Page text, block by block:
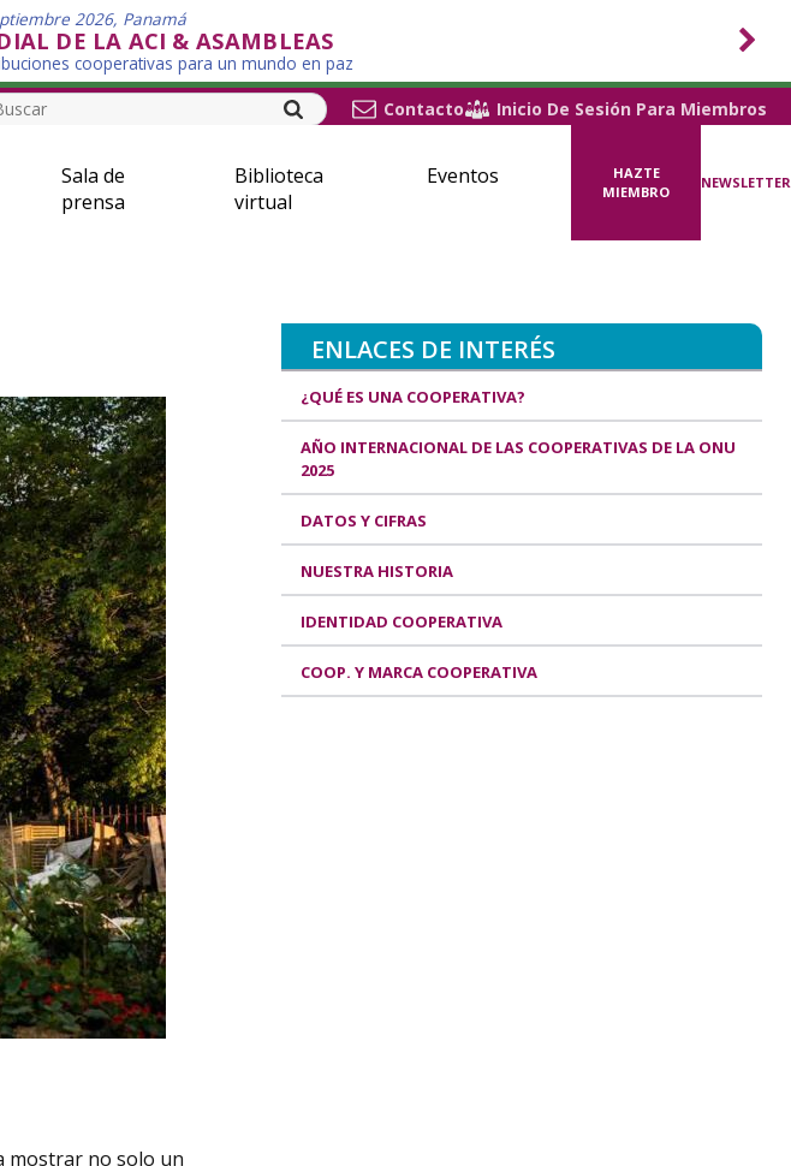
2026, Panamá
DE LA ACI & ASAMBLEAS
cooperativas para un mundo en paz
Contacto Inicio De Sesión Para Miembros
Sala de
prensa
Biblioteca
virtual
Eventos
HAZTE
MIEMBRO
NEWSLETTER
mostrar no solo un
ENLACES DE INTERÉS
¿QUÉ ES UNA COOPERATIVA?
AÑO INTERNACIONAL DE LAS COOPERATIVAS DE LA ONU
2025
DATOS Y CIFRAS
NUESTRA HISTORIA
IDENTIDAD COOPERATIVA
COOP. Y MARCA COOPERATIVA